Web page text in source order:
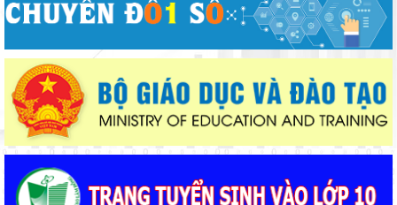
trường định hướng XHCN trong kỷ nguyên mới - Bài 1: Khẳng
định tư tưởng Hồ Chí Minh, đấu tranh với luận điệu xuyên tạc
quả hoạt động giáo dục
Từ khát vọng dân giàu, nước mạnh đến lý luận kinh tế thị
trường định hướng XHCN trong kỷ nguyên mới - Bài 2: Khơi
thông nguồn lực, vững bước tiến vào kỷ nguyên mới (tiếp theo
và hết)
cho năm học 2026 - 2027
giáo viên